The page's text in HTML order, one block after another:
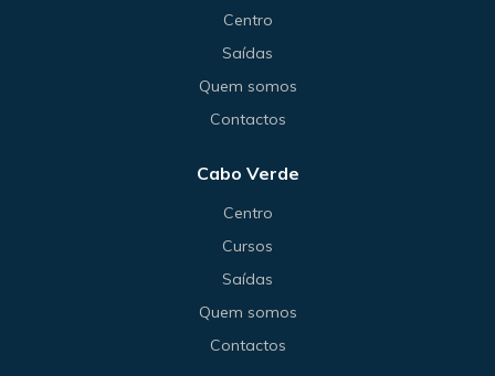
Centro
Saídas
Quem somos
Contactos
Cabo Verde
Centro
Cursos
Saídas
Quem somos
Contactos